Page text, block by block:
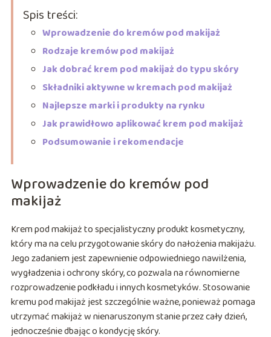
Spis treści:
Wprowadzenie do kremów pod makijaż
Rodzaje kremów pod makijaż
Jak dobrać krem pod makijaż do typu skóry
Składniki aktywne w kremach pod makijaż
Najlepsze marki i produkty na rynku
Jak prawidłowo aplikować krem pod makijaż
Podsumowanie i rekomendacje
Wprowadzenie do kremów pod
makijaż
Krem pod makijaż to specjalistyczny produkt kosmetyczny,
który ma na celu przygotowanie skóry do nałożenia makijażu.
Jego zadaniem jest zapewnienie odpowiedniego nawilżenia,
wygładzenia i ochrony skóry, co pozwala na równomierne
rozprowadzenie podkładu i innych kosmetyków. Stosowanie
kremu pod makijaż jest szczególnie ważne, ponieważ pomaga
utrzymać makijaż w nienaruszonym stanie przez cały dzień,
jednocześnie dbając o kondycję skóry.